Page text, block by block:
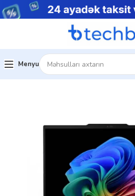
Menyu
Ev Noutbuklar Premium noutbuklar